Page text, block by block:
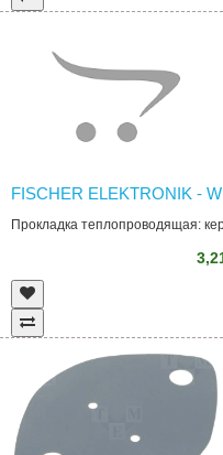
FISCHER ELEKTRONIK -
Прокладка теплопроводящая: